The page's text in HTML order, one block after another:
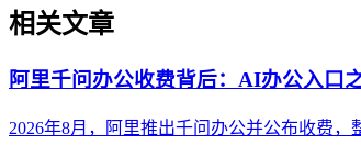
相关文章
阿里千问办公收费背后：AI办公入口
2026年8月，阿里推出千问办公并公布收费